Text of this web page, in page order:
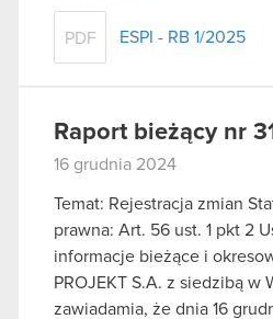
PDF ESPI - RB 1/2025
Raport bieżący nr
16 grudnia 2024
Temat: Rejestracja zmian
prawna: Art. 56 ust. 1 pkt 2
informacje bieżące i
PROJEKT S.A. z siedzibą w
zawiadamia, że dnia 16